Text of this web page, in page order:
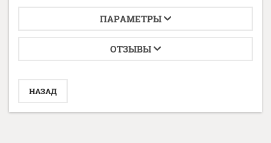
ПАРАМЕТРЫ
ОТЗЫВЫ
НАЗАД